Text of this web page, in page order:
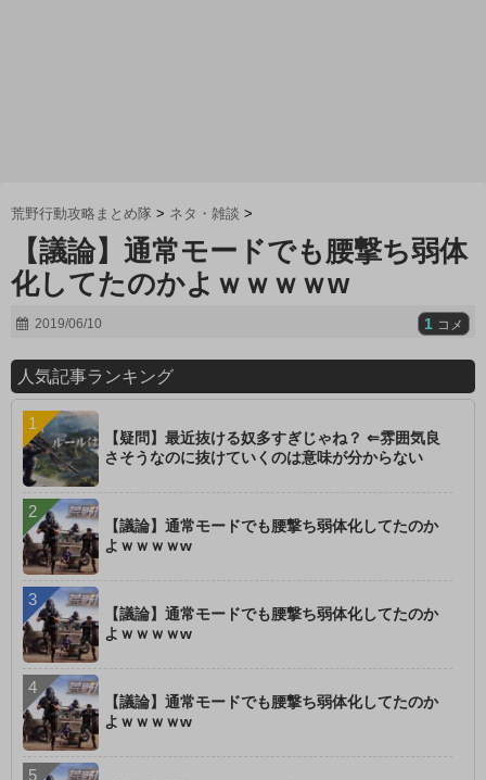
荒野行動攻略まとめ隊 > ネタ・雑談 >
【議論】通常モードでも腰撃ち弱体
化してたのかよｗｗｗｗw
2019/06/10 1 コメ
人気記事ランキング
【疑問】最近抜ける奴多すぎじゃね？ ⇐雰囲気良
さそうなのに抜けていくのは意味が分からない
【議論】通常モードでも腰撃ち弱体化してたのか
よｗｗｗｗw
【議論】通常モードでも腰撃ち弱体化してたのか
よｗｗｗｗw
【議論】通常モードでも腰撃ち弱体化してたのか
よｗｗｗｗw